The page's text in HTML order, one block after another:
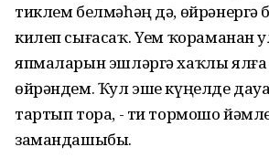
тиклем белмәһәң дә, өйрәнергә
килеп сығасаҡ. Үҙем ҡораманан
япмаларын эшләргә хаҡлы
өйрәндем. Ҡул эше күңелде
тартып тора, - ти тормошо
замандашыбыҙ.